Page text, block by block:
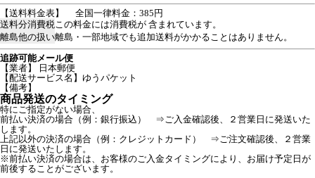
【送料料金表】
全国一律料金：385円
送料分消費税この料金には消費税が 含まれています。
離島他の扱い離島・一部地域でも追加送料がかかることはありません。
追跡可能メール便
【業者】 日本郵便
【配送サービス名】ゆうパケット
【備考】
商品発送のタイミング
特にご指定がない場合、
前払い決済の場合（例：銀行振込） ⇒ご入金確認後、２営業日に発送いた
します。
上記以外の決済の場合（例：クレジットカード） ⇒ご注文確認後、２営業
日に発送いたします。
※前払い決済の場合は、お客様のご入金タイミングにより、お届け予定日が
前後することがございます。